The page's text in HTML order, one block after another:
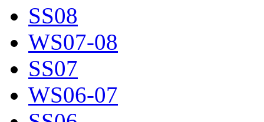
SS08
WS07-08
SS07
WS06-07